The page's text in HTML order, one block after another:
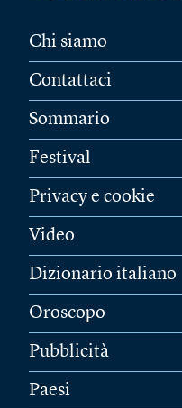
Chi siamo
Contattaci
Sommario
Festival
Privacy e cookie
Video
Dizionario italiano
Oroscopo
Pubblicità
Paesi